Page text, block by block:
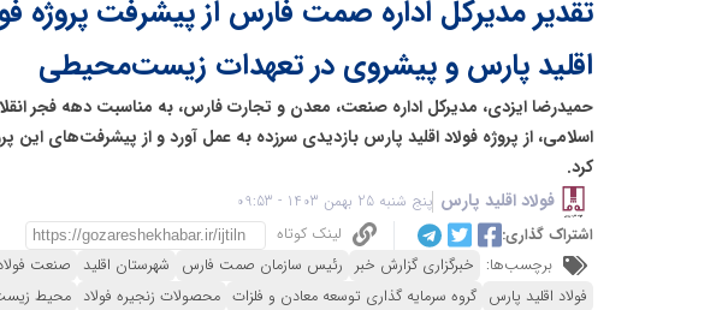
تقدیر مدیرکل اداره صمت فارس از پیشرفت پروژه
اقلید پارس و پیشروی در تعهدات زیست‌محیطی
حمیدرضا ایزدی، مدیرکل اداره صنعت، معدن و تجارت فارس، به مناسبت دهه فجر
اسلامی، از پروژه فولاد اقلید پارس بازدیدی سرزده به عمل آورد و از پیشرفت‌های این
کرد.
فولاد اقلید پارس پنج شنبه 25 بهمن 1403 - 09:53
اشتراک گذاری:
لینک کوتاه
برچسب‌ها: خبرگزاری گزارش خبر رئیس سازمان صمت فارس شهرستان اقلید
صنعت
فولاد اقلید پارس گروه سرمایه گذاری توسعه معادن و فلزات محصولات زنجیره فولاد محیط